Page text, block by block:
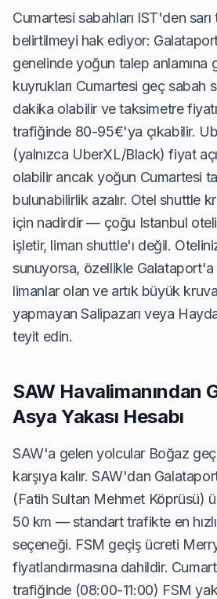
Cumartesi sabahları IST'den
belirtilmeyi hak ediyor:
genelinde yoğun talep anlamına
kuyrukları Cumartesi geç sabah
dakika olabilir ve taksimetre
trafiğinde 80-95€'ya çıkabilir.
(yalnızca UberXL/Black) fiyat
olabilir ancak yoğun Cumartesi
bulunabilirlik azalır. Otel shuttle
için nadirdir — çoğu Istanbul oteli
işletir, liman shuttle'ı değil.
sunuyorsa, özellikle Galataport'a
limanlar olan ve artık büyük
yapmayan Salipazarı veya
teyit edin.
SAW Havalimanından
Asya Yakası Hesabı
SAW'a gelen yolcular Boğaz
karşıya kalır. SAW'dan
(Fatih Sultan Mehmet Köprüsü)
50 km — standart trafikte en
seçeneği. FSM geçiş ücreti
fiyatlandırmasına dahildir.
trafiğinde (08:00-11:00) FSM